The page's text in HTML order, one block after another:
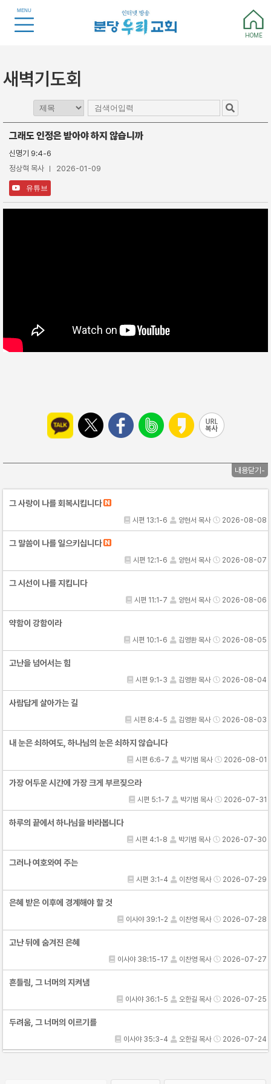
MENU
HOME
새벽기도회
그래도 인정은 받아야 하지 않습니까
신명기 9:4-6
정상혁 목사
2026-01-09
유튜브
내용닫기-
그 사랑이 나를 회복시킵니다
시편 13:1-6 양현서 목사 2026-08-08
그 말씀이 나를 일으키십니다
시편 12:1-6 양현서 목사 2026-08-07
그 시선이 나를 지킵니다
시편 11:1-7 양현서 목사 2026-08-06
약함이 강함이라
시편 10:1-6 김영환 목사 2026-08-05
고난을 넘어서는 힘
시편 9:1-3 김영환 목사 2026-08-04
사람답게 살아가는 길
시편 8:4-5 김영환 목사 2026-08-03
내 눈은 쇠하여도, 하나님의 눈은 쇠하지 않습니다
시편 6:6-7 박기범 목사 2026-08-01
가장 어두운 시간에 가장 크게 부르짖으라
시편 5:1-7 박기범 목사 2026-07-31
하루의 끝에서 하나님을 바라봅니다
시편 4:1-8 박기범 목사 2026-07-30
그러나 여호와여 주는
시편 3:1-4 이찬영 목사 2026-07-29
은혜 받은 이후에 경계해야 할 것
이사야 39:1-2 이찬영 목사 2026-07-28
고난 뒤에 숨겨진 은혜
이사야 38:15-17 이찬영 목사 2026-07-27
흔들림, 그 너머의 지켜냄
이사야 36:1-5 오한길 목사 2026-07-25
두려움, 그 너머의 이르기를
이사야 35:3-4 오한길 목사 2026-07-24